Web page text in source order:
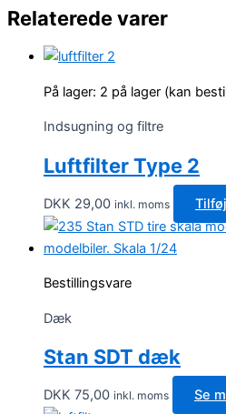
Relaterede varer
På lager: 2 på lager (kan
Indsugning og filtre
Luftfilter Type 2
DKK 29,00 inkl. moms
Bestillingsvare
Dæk
Stan SDT dæk
DKK 75,00 inkl. moms Se